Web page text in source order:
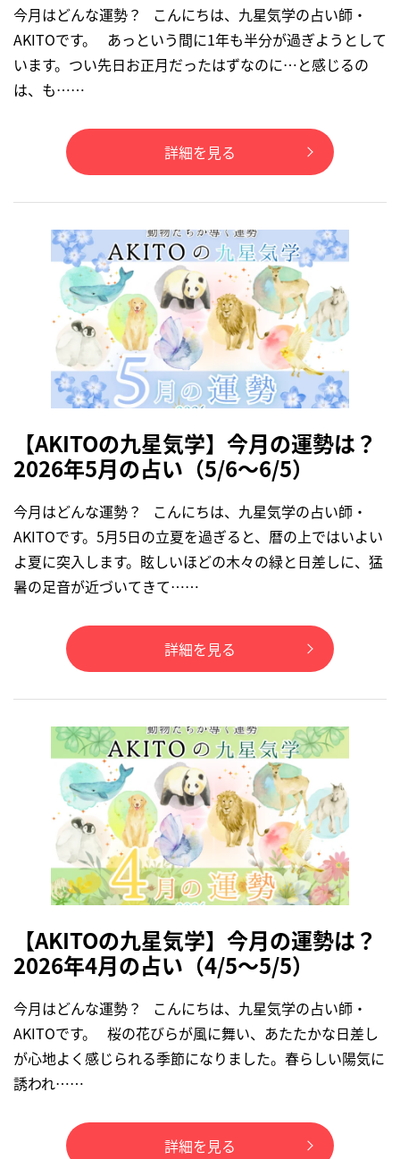
今月はどんな運勢？ こんにちは、九星気学の占い師・
AKITOです。 あっという間に1年も半分が過ぎようとして
います。つい先日お正月だったはずなのに…と感じるの
は、も……
詳細を見る
【AKITOの九星気学】今月の運勢は？
2026年5月の占い（5/6～6/5）
今月はどんな運勢？ こんにちは、九星気学の占い師・
AKITOです。5月5日の立夏を過ぎると、暦の上ではいよい
よ夏に突入します。眩しいほどの木々の緑と日差しに、猛
暑の足音が近づいてきて……
詳細を見る
【AKITOの九星気学】今月の運勢は？
2026年4月の占い（4/5～5/5）
今月はどんな運勢？ こんにちは、九星気学の占い師・
AKITOです。 桜の花びらが風に舞い、あたたかな日差し
が心地よく感じられる季節になりました。春らしい陽気に
誘われ……
詳細を見る